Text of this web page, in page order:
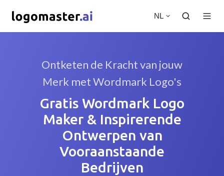
NL
Ontketen de Kracht van jouw
Merk met Wordmark Logo's
Gratis Wordmark Logo
Maker & Inspirerende
Ontwerpen van
Vooraanstaande
Bedrijven